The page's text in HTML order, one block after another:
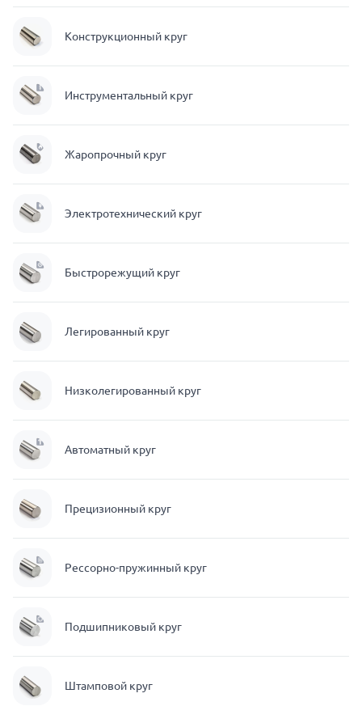
Конструкционный круг
Инструментальный круг
Жаропрочный круг
Электротехнический круг
Быстрорежущий круг
Легированный круг
Низколегированный круг
Автоматный круг
Прецизионный круг
Рессорно-пружинный круг
Подшипниковый круг
Штамповой круг